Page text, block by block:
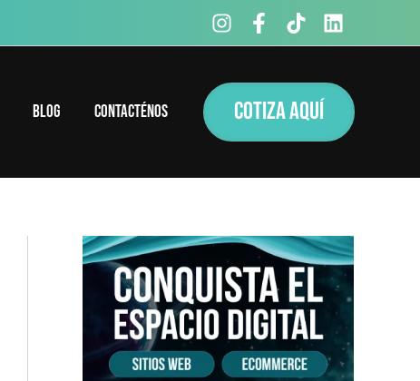
Blog Contacténos COTIZA AQUÍ